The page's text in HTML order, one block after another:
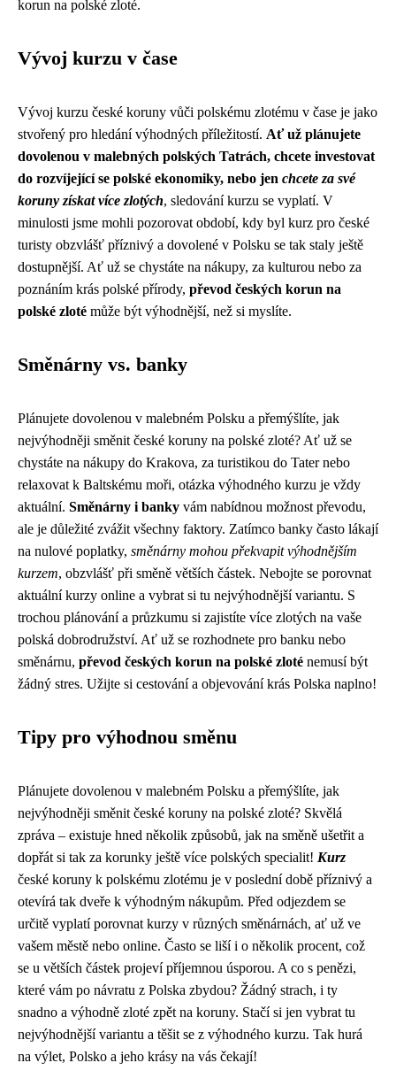
korun na polské zloté.
Vývoj kurzu v čase
Vývoj kurzu české koruny vůči polskému zlotému v čase je jako
stvořený pro hledání výhodných příležitostí. Ať už plánujete
dovolenou v malebných polských Tatrách, chcete investovat
do rozvíjející se polské ekonomiky, nebo jen chcete za své
koruny získat více zlotých, sledování kurzu se vyplatí. V
minulosti jsme mohli pozorovat období, kdy byl kurz pro české
turisty obzvlášť příznivý a dovolené v Polsku se tak staly ještě
dostupnější. Ať už se chystáte na nákupy, za kulturou nebo za
poznáním krás polské přírody, převod českých korun na
polské zloté může být výhodnější, než si myslíte.
Směnárny vs. banky
Plánujete dovolenou v malebném Polsku a přemýšlíte, jak
nejvýhodněji směnit české koruny na polské zloté? Ať už se
chystáte na nákupy do Krakova, za turistikou do Tater nebo
relaxovat k Baltskému moři, otázka výhodného kurzu je vždy
aktuální. Směnárny i banky vám nabídnou možnost převodu,
ale je důležité zvážit všechny faktory. Zatímco banky často lákají
na nulové poplatky, směnárny mohou překvapit výhodnějším
kurzem, obzvlášť při směně větších částek. Nebojte se porovnat
aktuální kurzy online a vybrat si tu nejvýhodnější variantu. S
trochou plánování a průzkumu si zajistíte více zlotých na vaše
polská dobrodružství. Ať už se rozhodnete pro banku nebo
směnárnu, převod českých korun na polské zloté nemusí být
žádný stres. Užijte si cestování a objevování krás Polska naplno!
Tipy pro výhodnou směnu
Plánujete dovolenou v malebném Polsku a přemýšlíte, jak
nejvýhodněji směnit české koruny na polské zloté? Skvělá
zpráva – existuje hned několik způsobů, jak na směně ušetřit a
dopřát si tak za korunky ještě více polských specialit! Kurz
české koruny k polskému zlotému je v poslední době příznivý a
otevírá tak dveře k výhodným nákupům. Před odjezdem se
určitě vyplatí porovnat kurzy v různých směnárnách, ať už ve
vašem městě nebo online. Často se liší i o několik procent, což
se u větších částek projeví příjemnou úsporou. A co s penězi,
které vám po návratu z Polska zbydou? Žádný strach, i ty
snadno a výhodně zloté zpět na koruny. Stačí si jen vybrat tu
nejvýhodnější variantu a těšit se z výhodného kurzu. Tak hurá
na výlet, Polsko a jeho krásy na vás čekají!